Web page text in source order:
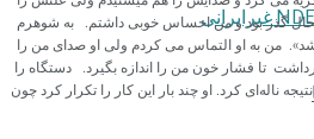
حال گذر بود و من احساس خوبی داشتم. به شوهرم
من به او التماس می کردم ولی او صدای من را
تا فشار خون من را اندازه بگیرد. دستگاه را
ناله‌ای کرد. او چند بار این کار را تکرار کرد چون